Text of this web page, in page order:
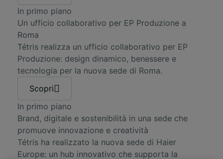
In primo piano
Un ufficio collaborativo per EP Produzione a
Roma
Tétris realizza un ufficio collaborativo per EP
Produzione: design dinamico, benessere e
tecnologia per la nuova sede di Roma.
Scopri
In primo piano
Brand, digitale e sostenibilità in una sede che
promuove innovazione e creatività
Tétris ha realizzato la nuova sede di Haier
Europe: un hub innovativo che supporta la